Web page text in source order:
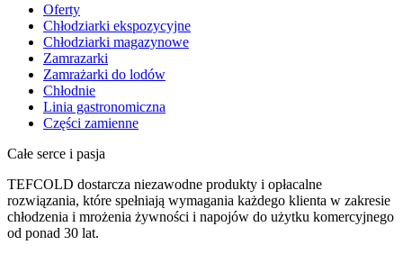
Oferty
Chłodziarki ekspozycyjne
Chłodziarki magazynowe
Zamrazarki
Zamrażarki do lodów
Chłodnie
Linia gastronomiczna
Części zamienne
Całe serce i pasja
TEFCOLD dostarcza niezawodne produkty i opłacalne
rozwiązania, które spełniają wymagania każdego klienta w zakresie
chłodzenia i mrożenia żywności i napojów do użytku komercyjnego
od ponad 30 lat.